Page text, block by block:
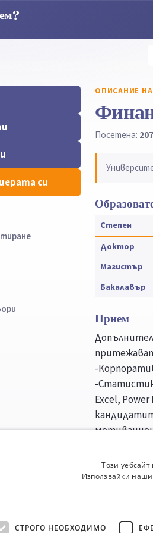
си
ОПИСАНИЕ
Посетена:
Степен
Доктор
Магистър
Бакалавър
Прием
-
-
Excel,
профила
от курсове
Този
Използвайки
СТРОГО НЕОБХОДИМО